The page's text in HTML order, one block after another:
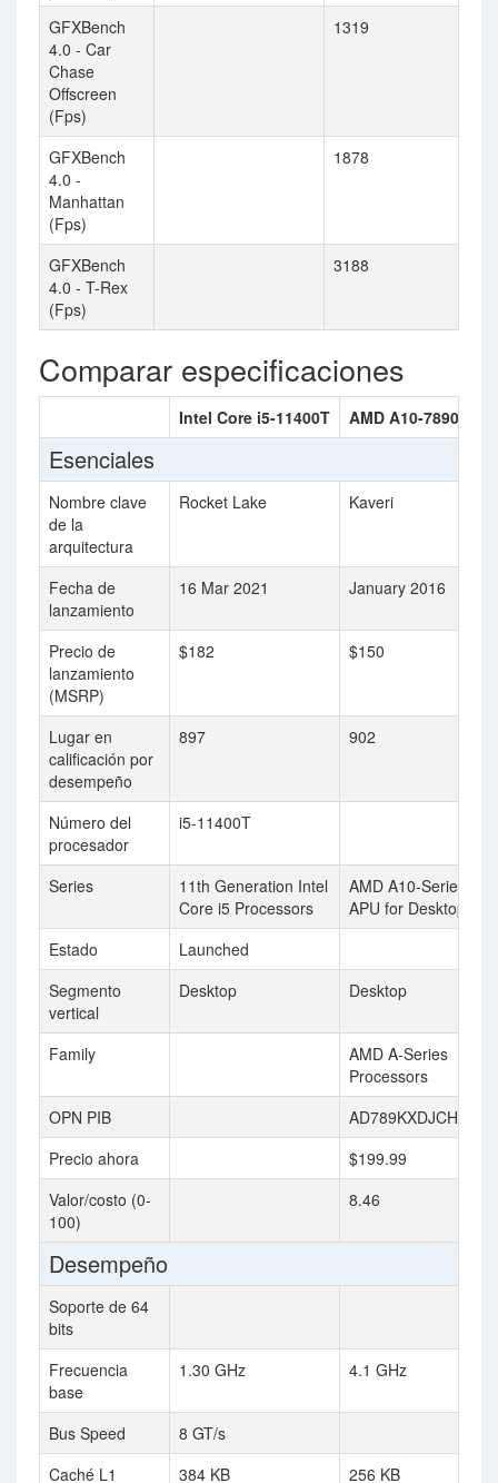
GFXBench
4.0 - Car
Chase
Offscreen
(Fps)
1319
GFXBench
4.0 -
Manhattan
(Fps)
1878
GFXBench
4.0 - T-Rex
(Fps)
3188
Comparar especificaciones
Intel Core i5-11400T AMD A10-7890K
Esenciales
Nombre clave
de la
arquitectura
Rocket Lake Kaveri
Fecha de
lanzamiento
16 Mar 2021 January 2016
Precio de
lanzamiento
(MSRP)
$182 $150
Lugar en
calificación por
desempeño
897 902
Número del
procesador
i5-11400T
Series
11th Generation Intel
Core i5 Processors
AMD A10-Series
APU for Desktops
Estado
Launched
Segmento
vertical
Desktop Desktop
Family
AMD A-Series
Processors
OPN PIB
AD789KXDJCHBX
Precio ahora
$199.99
Valor/costo (0-
100)
8.46
Desempeño
Soporte de 64
bits
Frecuencia
base
1.30 GHz 4.1 GHz
Bus Speed
8 GT/s
Caché L1
384 KB
256 KB